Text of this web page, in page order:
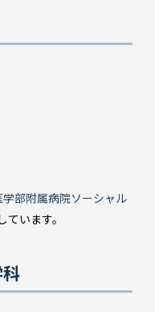
部附属病院ソーシャル
います。